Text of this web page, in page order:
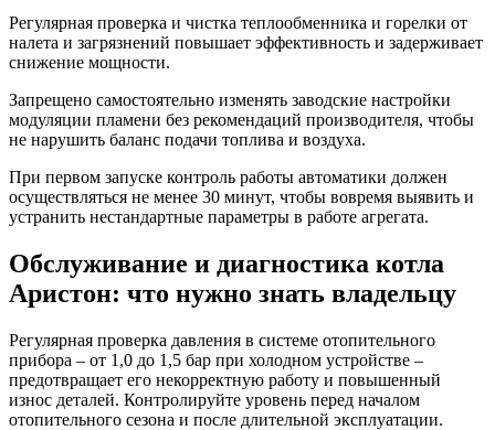
Регулярная проверка и чистка теплообменника и горелки от
налета и загрязнений повышает эффективность и задерживает
снижение мощности.
Запрещено самостоятельно изменять заводские настройки
модуляции пламени без рекомендаций производителя, чтобы
не нарушить баланс подачи топлива и воздуха.
При первом запуске контроль работы автоматики должен
осуществляться не менее 30 минут, чтобы вовремя выявить и
устранить нестандартные параметры в работе агрегата.
Обслуживание и диагностика котла
Аристон: что нужно знать владельцу
Регулярная проверка давления в системе отопительного
прибора – от 1,0 до 1,5 бар при холодном устройстве –
предотвращает его некорректную работу и повышенный
износ деталей. Контролируйте уровень перед началом
отопительного сезона и после длительной эксплуатации.